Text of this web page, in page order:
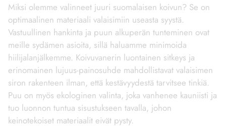
Miksi olemme valinneet juuri suomalaisen koivun? Se on
optimaalinen materiaali valaisimiin useasta syystä.
Vastuullinen hankinta ja puun alkuperän tunteminen ovat
meille sydämen asioita, sillä haluamme minimoida
hiilijalanjälkemme. Koivuvanerin luontainen sitkeys ja
erinomainen lujuus-painosuhde mahdollistavat valaisimen
siron rakenteen ilman, että kestävyydestä tarvitsee tinkiä.
Puu on myös ekologinen valinta, joka vanhenee kauniisti ja
tuo luonnon tuntua sisustukseen tavalla, johon
keinotekoiset materiaalit eivät pysty.